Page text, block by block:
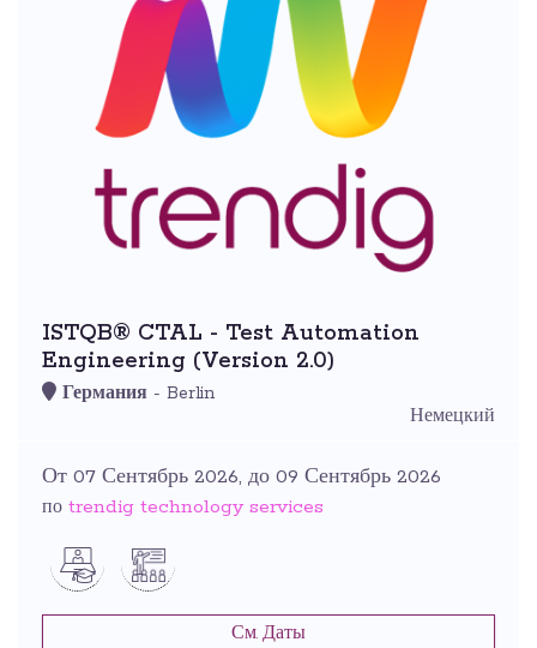
ISTQB® CTAL - Test Automation
Engineering (Version 2.0)
Германия - Berlin
Немецкий
От 07 Сентябрь 2026, до 09 Сентябрь 2026
по trendig technology services
См. Даты